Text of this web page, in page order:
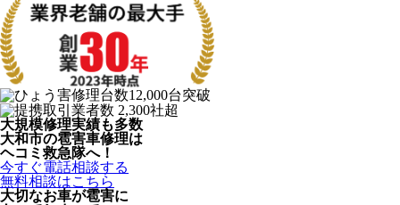
大規模修理実績も多数
大和市の雹害車修理は
ヘコミ救急隊へ！
今すぐ電話相談する
無料相談はこちら
大切なお車が雹害に